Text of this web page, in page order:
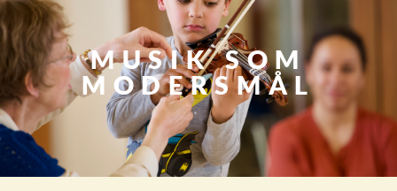
MUSIK SOM
MODERSMÅL